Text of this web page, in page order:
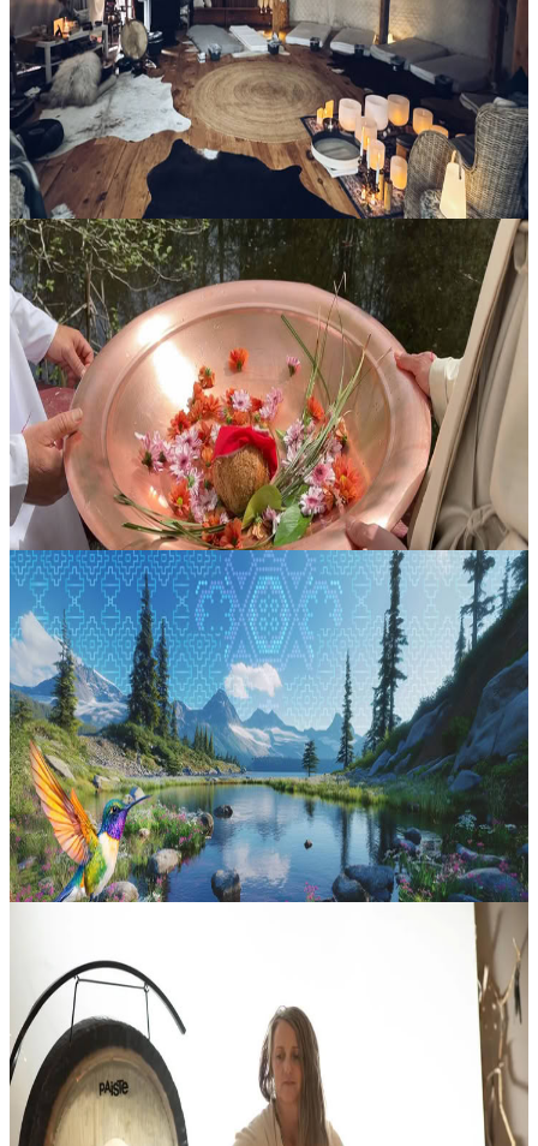
Dal 10 al 13 agosto 2026, nell’area di Ottawa saranno disponibili riti
privati e per piccoli gruppi dedicati a chi sente il richiamo di un
percorso di guarigione più profondo e di una memoria interior...
Su richiesta
10 agosto 2026
Ottawa, Canada
Yajña di Luna Piena
Una cerimonia vedica tradizionale di rinnovamento In omaggio agli
insegnamenti di Baba Hari Dass Al Salt Spring Centre of Yoga, il
nostro appuntamento mensile con il ritiro della Full Moon Yajña
prend...
Su richiesta
28 agosto 2026 03:00
Distretto Regionale della Capitale, Canada
Lignaggio dell'Amore
Con il mutare della stagione, molte culture nel mondo dedicano un
momento speciale a onorare chi è venuto prima di noi. Questo
incontro offre uno spazio sacro in cui fermarsi, ascoltare e entrare in
c...
Su richiesta
6 novembre 2026 17:00
Nelson, Canada
Cerimonia di Sound Journey con Sonja
Lasciati andare, ammorbidisci il corpo e concediti un’ora immersiva
di puro suono. Guidato da Sonja, questo viaggio intreccia campane
di cristallo, chimes, gong e suoni naturali delle piante, dando vi...
Su richiesta